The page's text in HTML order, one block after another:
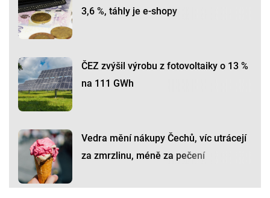
3,6 %, táhly je e-shopy
ČEZ zvýšil výrobu z fotovoltaiky o 13 %
na 111 GWh
Vedra mění nákupy Čechů, víc utrácejí
za zmrzlinu, méně za pečení